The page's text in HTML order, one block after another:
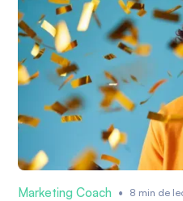
Marketing Coach • 8 min de